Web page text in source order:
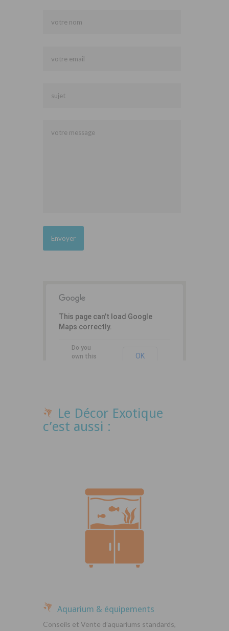
This page can't load Google
Maps correctly.
Do you
own this
OK
Le Décor Exotique
c’est aussi :
Aquarium & équipements
Conseils et Vente d’aquariums standards,